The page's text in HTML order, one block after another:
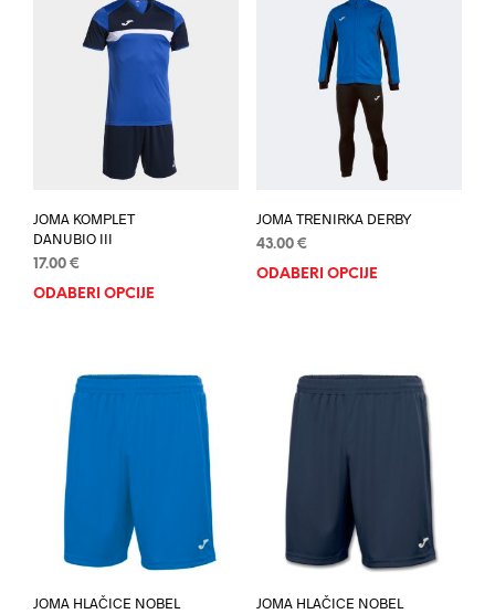
JOMA KOMPLET
DANUBIO III
17.00 €
ODABERI OPCIJE
varijanti.
odabrati
proizvoda
JOMA TRENIRKA DERBY
43.00 €
ODABERI OPCIJE
JOMA HLAČICE NOBEL JOMA HLAČICE NOBEL